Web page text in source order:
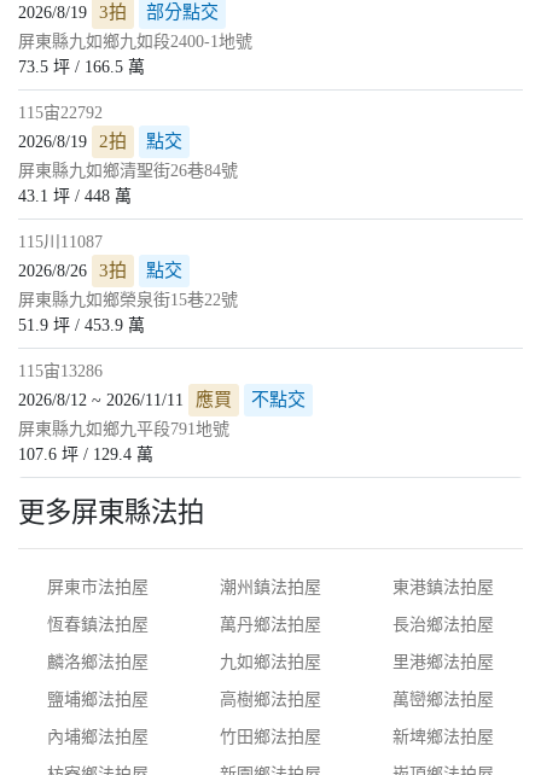
2026/8/19
3拍 部分點交
屏東縣九如鄉九如段2400-1地號
73.5 坪 / 166.5 萬
115宙22792
2026/8/19
2拍 點交
屏東縣九如鄉清聖街26巷84號
43.1 坪 / 448 萬
115川11087
2026/8/26
3拍 點交
屏東縣九如鄉榮泉街15巷22號
51.9 坪 / 453.9 萬
115宙13286
2026/8/12 ~ 2026/11/11
應買 不點交
屏東縣九如鄉九平段791地號
107.6 坪 / 129.4 萬
更多屏東縣法拍
屏東市法拍屋 潮州鎮法拍屋 東港鎮法拍屋
恆春鎮法拍屋 萬丹鄉法拍屋 長治鄉法拍屋
麟洛鄉法拍屋 九如鄉法拍屋 里港鄉法拍屋
鹽埔鄉法拍屋 高樹鄉法拍屋 萬巒鄉法拍屋
內埔鄉法拍屋 竹田鄉法拍屋 新埤鄉法拍屋